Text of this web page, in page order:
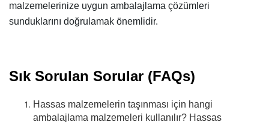
malzemelerinize uygun ambalajlama çözümleri
sunduklarını doğrulamak önemlidir.
Sık Sorulan Sorular (FAQs)
Hassas malzemelerin taşınması için hangi
ambalajlama malzemeleri kullanılır? Hassas